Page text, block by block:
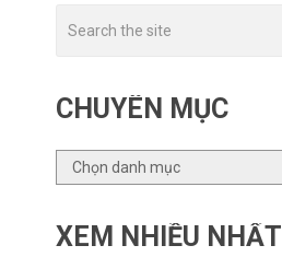
CHUYÊN MỤC
CHUYÊN
MỤC
XEM NHIỀU NHẤT